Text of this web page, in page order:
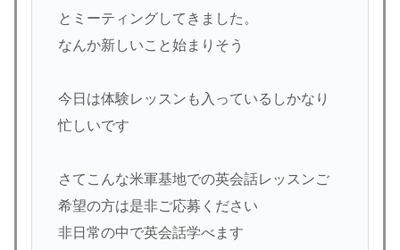
とミーティングしてきました。
なんか新しいこと始まりそう
今日は体験レッスンも入っているしかなり
忙しいです
さてこんな米軍基地での英会話レッスンご
希望の方は是非ご応募ください
非日常の中で英会話学べます